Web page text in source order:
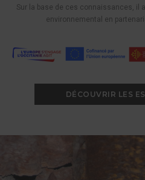
Sur la base de ces connaissances, il
environnemental en
DÉCOUVRIR LES